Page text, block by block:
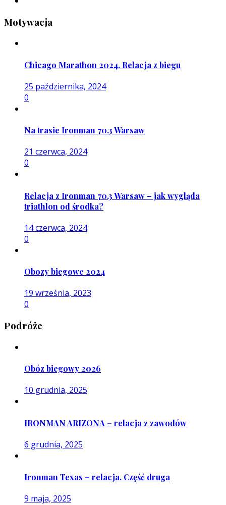
Motywacja
Chicago Marathon 2024. Relacja z biegu
25 października, 2024
0
Na trasie Ironman 70.3 Warsaw
21 czerwca, 2024
0
Relacja z Ironman 70.3 Warsaw – jak wygląda
triathlon od środka?
14 czerwca, 2024
0
Obozy biegowe 2024
19 września, 2023
0
Podróże
Obóz biegowy 2026
10 grudnia, 2025
IRONMAN ARIZONA – relacja z zawodów
6 grudnia, 2025
Ironman Texas – relacja. Część druga
9 maja, 2025